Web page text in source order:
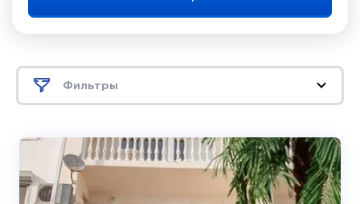
Фильтры
4.6